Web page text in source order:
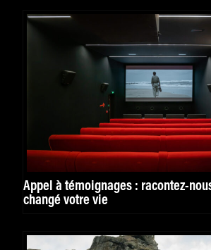
Appel à témoignages : racontez-
changé votre vie